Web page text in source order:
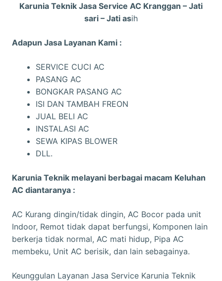
Karunia Teknik Jasa Service AC Kranggan – Jati
sari – Jati asih
Adapun Jasa Layanan Kami :
SERVICE CUCI AC
PASANG AC
BONGKAR PASANG AC
ISI DAN TAMBAH FREON
JUAL BELI AC
INSTALASI AC
SEWA KIPAS BLOWER
DLL.
Karunia Teknik melayani berbagai macam Keluhan
AC diantaranya :
AC Kurang dingin/tidak dingin, AC Bocor pada unit
Indoor, Remot tidak dapat berfungsi, Komponen lain
berkerja tidak normal, AC mati hidup, Pipa AC
membeku, Unit AC berisik, dan lain sebagainya.
Keunggulan Layanan Jasa Service Karunia Teknik